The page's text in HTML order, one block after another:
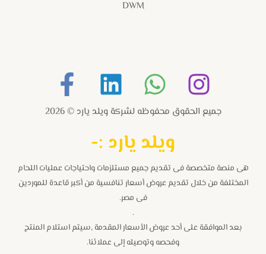
DWM
جميع الحقوق محفوظه لشركة ويلد يارد © 2026
ويلد يارد :-
هى منصة متخصصة فى تقديم جميع مستلزمات واحتياجات عمليات اللحام
المختلفة من خلال تقديم عروض أسعار تنافسية من أكبر قاعدة للموردين
فى مصر.
.
بعد الموافقة على أحد عروض الأسعار المقدمة ,سيتم استلام المنتج
وفحصه وتوصيله إلى عملائنا.